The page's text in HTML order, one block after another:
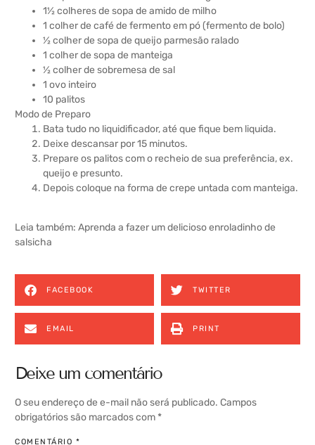
1½ colheres de sopa de amido de milho
1 colher de café de fermento em pó (fermento de bolo)
½ colher de sopa de queijo parmesão ralado
1 colher de sopa de manteiga
½ colher de sobremesa de sal
1 ovo inteiro
10 palitos
Modo de Preparo
Bata tudo no liquidificador, até que fique bem liquida.
Deixe descansar por 15 minutos.
Prepare os palitos com o recheio de sua preferência, ex.
queijo e presunto.
Depois coloque na forma de crepe untada com manteiga.
Leia também: Aprenda a fazer um delicioso enroladinho de
salsicha
FACEBOOK TWITTER
EMAIL PRINT
Deixe um comentário
O seu endereço de e-mail não será publicado. Campos
obrigatórios são marcados com *
COMENTÁRIO *